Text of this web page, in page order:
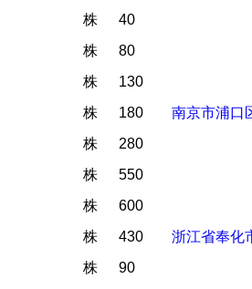
株 40
南京市浦口
株
80
株
130
株
180
株
280
株
550
株
600
株 430
浙江省奉化
株 90